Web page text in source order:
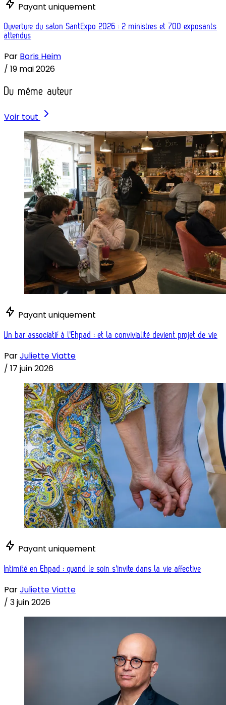
Payant uniquement
Ouverture du salon SantExpo 2026 : 2 ministres et 700 exposants
attendus
Par Boris Heim
/ 19 mai 2026
Du même auteur
Voir tout
Payant uniquement
Un bar associatif à l'Ehpad : et la convivialité devient projet de vie
ParJuliette Viatte
/ 17 juin 2026
Payant uniquement
Intimité en Ehpad : quand le soin s'invite dans la vie affective
ParJuliette Viatte
/ 3 juin 2026